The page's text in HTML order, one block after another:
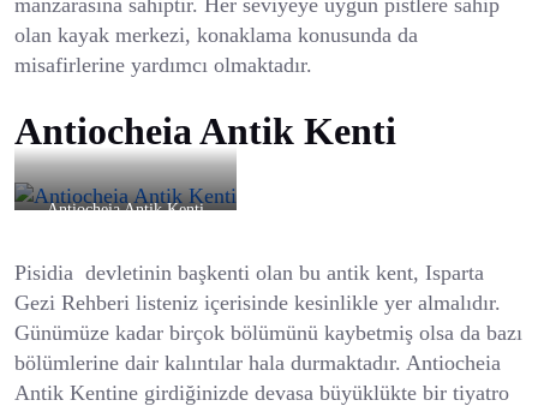
manzarasına sahiptir. Her seviyeye uygun pistlere sahip
olan kayak merkezi, konaklama konusunda da
misafirlerine yardımcı olmaktadır.
Antiocheia Antik Kenti
Antiocheia Antik Kenti
Pisidia devletinin başkenti olan bu antik kent, Isparta
Gezi Rehberi listeniz içerisinde kesinlikle yer almalıdır.
Günümüze kadar birçok bölümünü kaybetmiş olsa da bazı
bölümlerine dair kalıntılar hala durmaktadır. Antiocheia
Antik Kentine girdiğinizde devasa büyüklükte bir tiyatro